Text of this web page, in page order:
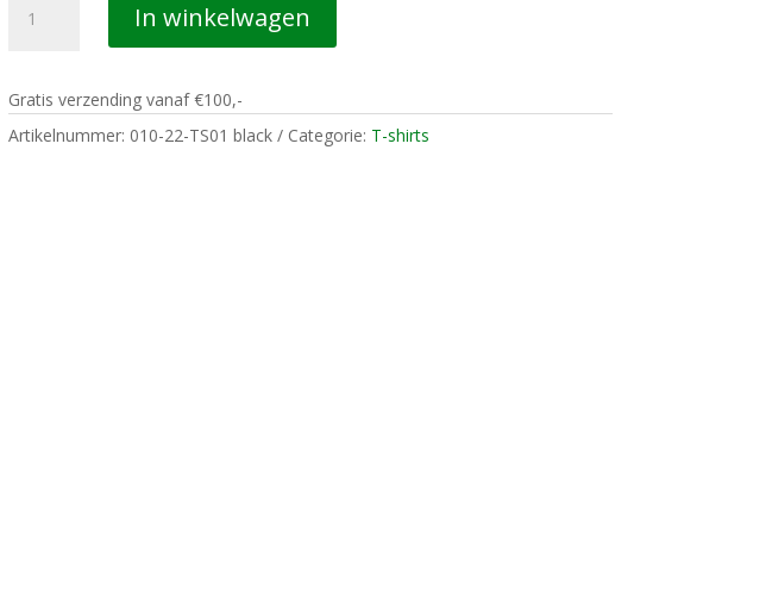
CASUALS
ROTTERDAM
SHIRT
LOGO
In winkelwagen
Gratis verzending vanaf €100,-
Artikelnummer: 010-22-TS01 black Categorie: T-shirts